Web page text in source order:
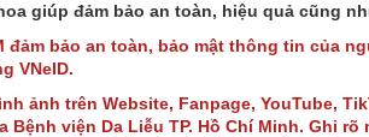
giúp đảm bảo an toàn, hiệu quả cũng
đảm bảo an toàn, bảo mật thông tin của
VNeID.
ảnh trên Website, Fanpage, YouTube,
viện Da Liễu TP. Hồ Chí Minh. Ghi rõ